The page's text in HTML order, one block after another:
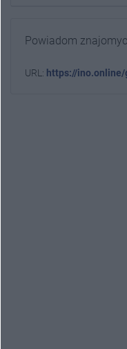
Powiadom
URL: https://ino.online/